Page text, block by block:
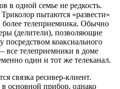
в одной семье не редкость.
пытаются «развести»
телеприемника. Обычно
(делители), позволяющие
коаксиального
все телеприемники в доме
один и тот же телеканал.
связка ресивер-клиент.
в основной прибор, однако